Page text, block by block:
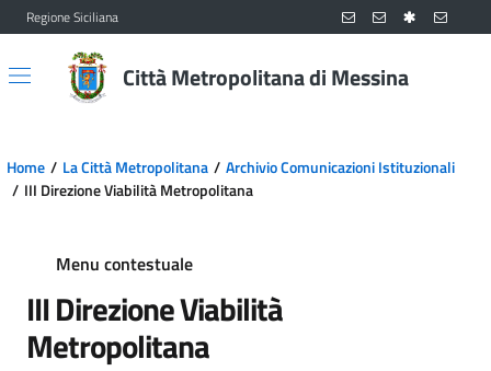
Vai al contenuto principale
Vai al menu principale
Regione Siciliana
Città Metropolitana di Messina
Home La Città Metropolitana
Archivio Comunicazioni Istituzionali
III Direzione Viabilità Metropolitana
Menu contestuale
III Direzione Viabilità
Metropolitana